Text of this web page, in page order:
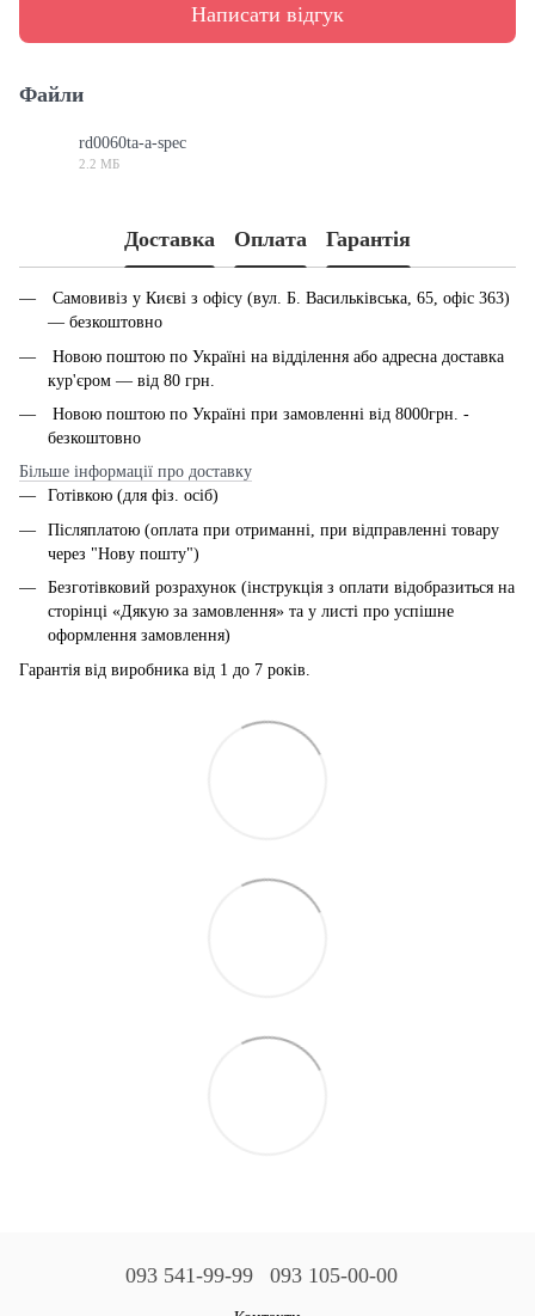
Написати відгук
Файли
rd0060ta-a-spec
2.2 МБ
Доставка Оплата Гарантія
Самовивіз у Києві з офісу (вул. Б. Васильківська, 65, офіс 363)
— безкоштовно
Новою поштою по Україні на відділення або адресна доставка
кур'єром — від 80 грн.
Новою поштою по Україні при замовленні від 8000грн. -
безкоштовно
Більше інформації про доставку
Готівкою (для фіз. осіб)
Післяплатою (оплата при отриманні, при відправленні товару
через "Нову пошту")
Безготівковий розрахунок (інструкція з оплати відобразиться на
сторінці «Дякую за замовлення» та у листі про успішне
оформлення замовлення)
Гарантія від виробника від 1 до 7 років.
093 541-99-99 093 105-00-00